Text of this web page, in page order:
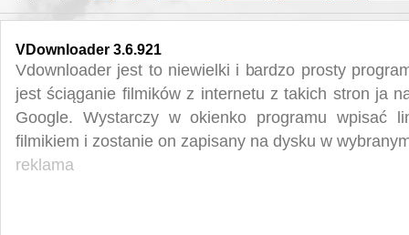
VDownloader 3.6.921
Vdownloader jest to niewielki i bardzo prosty
jest ściąganie filmików z internetu z takich stron ja
Google. Wystarczy w okienko programu wpisać
filmikiem i zostanie on zapisany na dysku w
reklama